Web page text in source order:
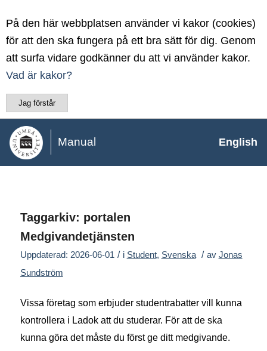
På den här webbplatsen använder vi kakor (cookies)
för att den ska fungera på ett bra sätt för dig. Genom
att surfa vidare godkänner du att vi använder kakor.
Vad är kakor?
Jag förstår
Manual English
Taggarkiv: portalen
Medgivandetjänsten
Uppdaterad: 2026-06-01 / i Student, Svenska / av Jonas
Sundström
Vissa företag som erbjuder studentrabatter vill kunna
kontrollera i Ladok att du studerar. För att de ska
kunna göra det måste du först ge ditt medgivande.